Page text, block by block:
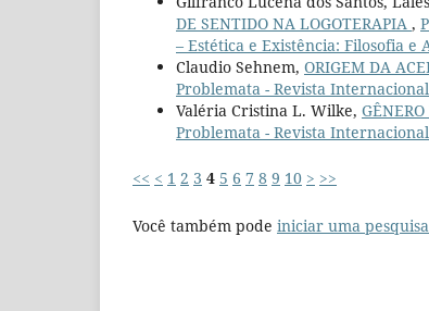
DE SENTIDO NA LOGOTERAPIA ,
– Estética e Existência: Filosofia e
Claudio Sehnem, ORIGEM DA
Problemata - Revista
Valéria Cristina L. Wilke,
Problemata - Revista
<< < 1 2 3 4 5 6 7 8 9 10 > >>
Você também pode iniciar uma